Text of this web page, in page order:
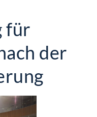
für
der